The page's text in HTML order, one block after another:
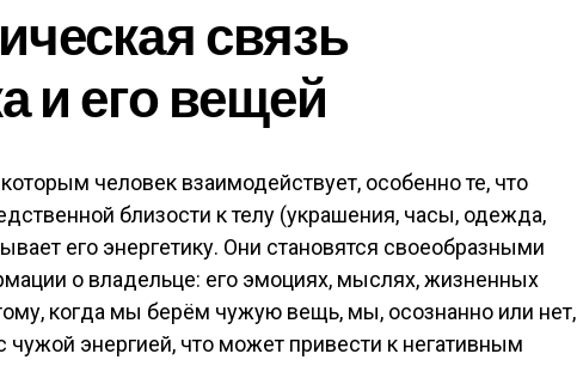
связь
и его вещей
человек взаимодействует, особенно те, что
близости к телу (украшения, часы, одежда,
его энергетику. Они становятся своеобразными
о владельце: его эмоциях, мыслях, жизненных
когда мы берём чужую вещь, мы, осознанно или нет,
чужой энергией, что может привести к негативным